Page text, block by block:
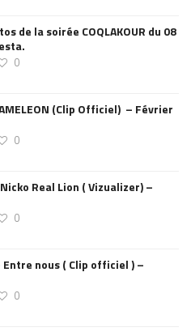
de la soirée COQLAKOUR du 08
0
(Clip Officiel) – Février
0
Real Lion ( Vizualizer) –
0
Entre nous ( Clip officiel ) –
0